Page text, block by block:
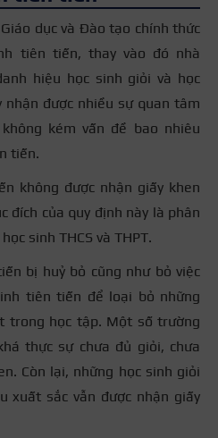
dục và Đào tạo chính thức
tiên tiến, thay vào đó nhà
hiệu học sinh giỏi và học
nhận được nhiều sự quan tâm
kém vấn đề bao nhiêu
tiến.
không được nhận giấy khen
đích của quy định này là phân
sinh THCS và THPT.
bị huỷ bỏ cũng như bỏ việc
tiên tiến để loại bỏ những
trong học tập. Một số trường
thực sự chưa đủ giỏi, chưa
Còn lại, những học sinh giỏi
xuất sắc vẫn được nhận giấy